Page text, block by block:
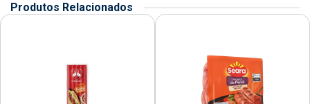
Produtos Relacionados